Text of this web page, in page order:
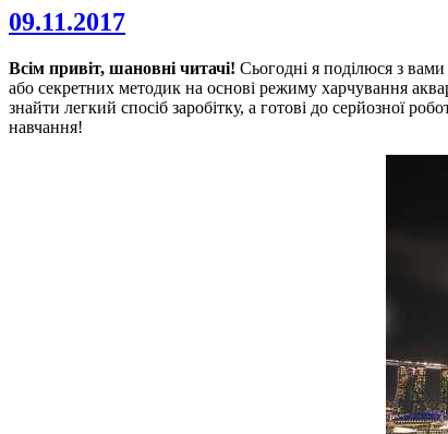
09.11.2017
Всім привіт, шановні читачі! Сьогодні я поділюся з
або секретних методик на основі режиму харчування
знайти легкий спосіб заробітку, а готові до серйозної
навчання!